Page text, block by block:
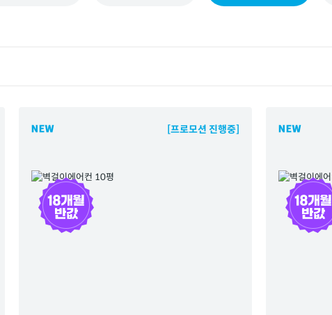
[프로모션 진행중]